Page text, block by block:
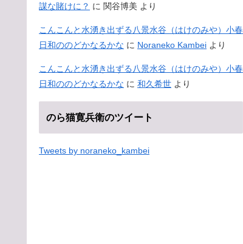
謀な賭けに？ に 関谷博美 より
こんこんと水湧き出ずる八景水谷（はけのみや）小春
日和ののどかなるかな に Noraneko Kambei より
こんこんと水湧き出ずる八景水谷（はけのみや）小春
日和ののどかなるかな に 和久希世 より
のら猫寛兵衛のツイート
Tweets by noraneko_kambei